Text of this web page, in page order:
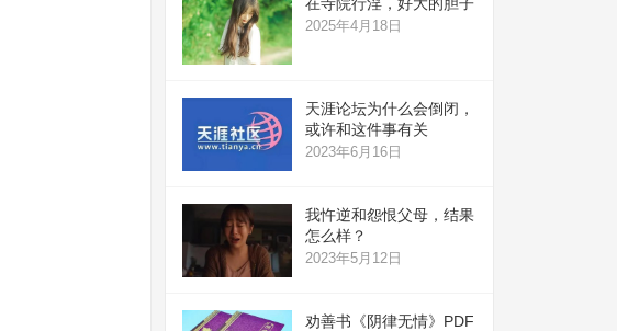
2025年4月18日
天涯论坛为什么会倒闭，
或许和这件事有关
2023年6月16日
我忤逆和怨恨父母，结果
怎么样？
2023年5月12日
劝善书《阴律无情》PDF